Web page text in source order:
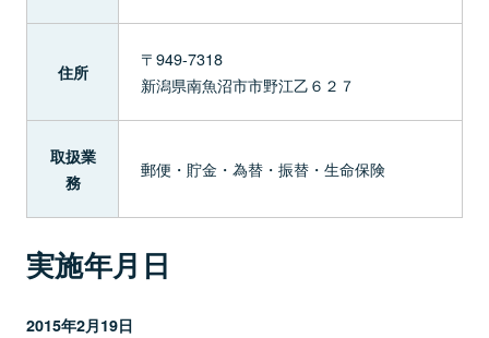
住所
〒949-7318
新潟県南魚沼市市野江乙６２７
取扱業
務
郵便・貯金・為替・振替・生命保険
実施年月日
2015年2月19日